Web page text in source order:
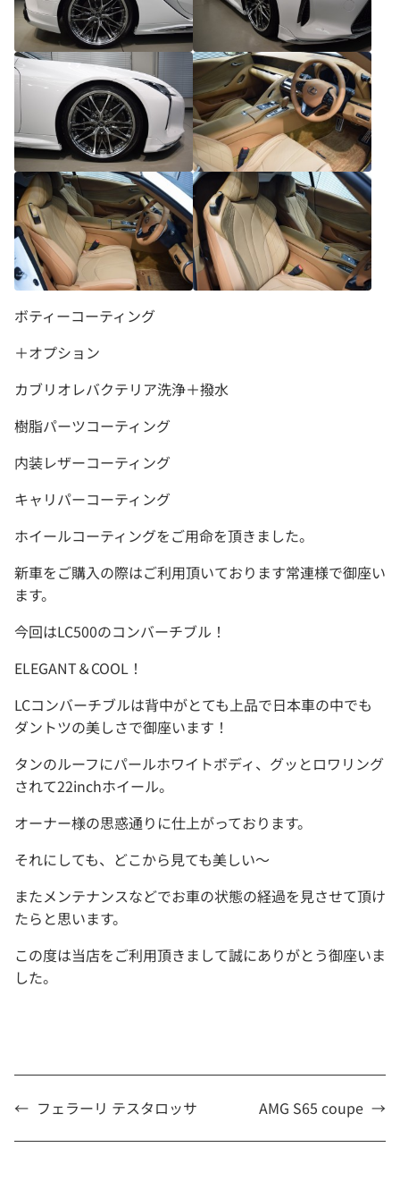
ボティーコーティング
＋オプション
カブリオレバクテリア洗浄＋撥水
樹脂パーツコーティング
内装レザーコーティング
キャリパーコーティング
ホイールコーティングをご用命を頂きました。
新車をご購入の際はご利用頂いております常連様で御座い
ます。
今回はLC500のコンバーチブル！
ELEGANT＆COOL！
LCコンバーチブルは背中がとても上品で日本車の中でも
ダントツの美しさで御座います！
タンのルーフにパールホワイトボディ、グッとロワリング
されて22inchホイール。
オーナー様の思惑通りに仕上がっております。
それにしても、どこから見ても美しい～
またメンテナンスなどでお車の状態の経過を見させて頂け
たらと思います。
この度は当店をご利用頂きまして誠にありがとう御座いま
した。
← フェラーリ テスタロッサ AMG S65 coupe →